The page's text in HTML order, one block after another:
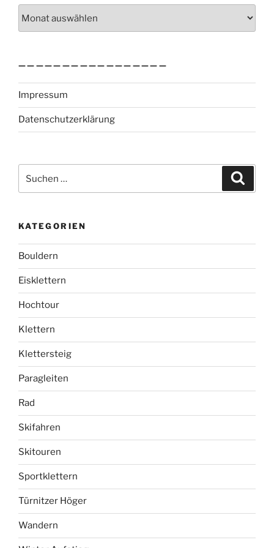
—————————————————
Impressum
Datenschutzerklärung
nach:
KATEGORIEN
Bouldern
Eisklettern
Hochtour
Klettern
Klettersteig
Paragleiten
Rad
Skifahren
Skitouren
Sportklettern
Türnitzer Höger
Wandern